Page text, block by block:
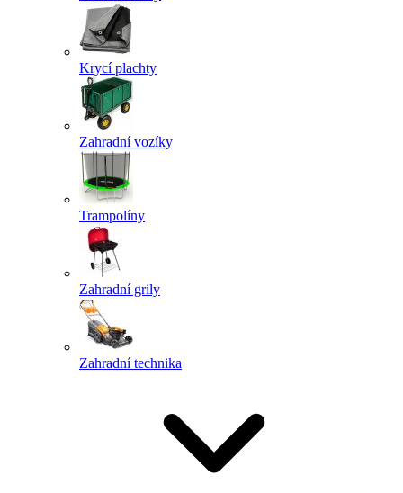
Krycí plachty
Zahradní vozíky
Trampolíny
Zahradní grily
Zahradní technika